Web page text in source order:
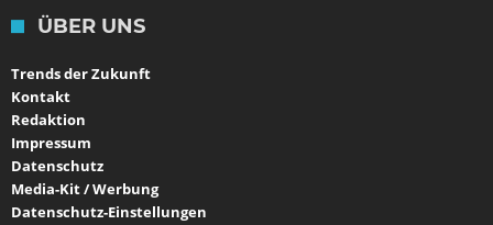
ÜBER UNS
Trends der Zukunft
Kontakt
Redaktion
Impressum
Datenschutz
Media-Kit / Werbung
Datenschutz-Einstellungen